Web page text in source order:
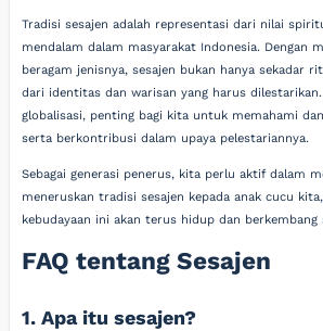
Tradisi sesajen adalah representasi dari nilai
mendalam dalam masyarakat Indonesia. Dengan
beragam jenisnya, sesajen bukan hanya sekadar
dari identitas dan warisan yang harus
globalisasi, penting bagi kita untuk memahami
serta berkontribusi dalam upaya pelestariannya.
Sebagai generasi penerus, kita perlu aktif dalam
meneruskan tradisi sesajen kepada anak cucu
kebudayaan ini akan terus hidup dan berkembang
FAQ tentang Sesajen
1. Apa itu sesajen?